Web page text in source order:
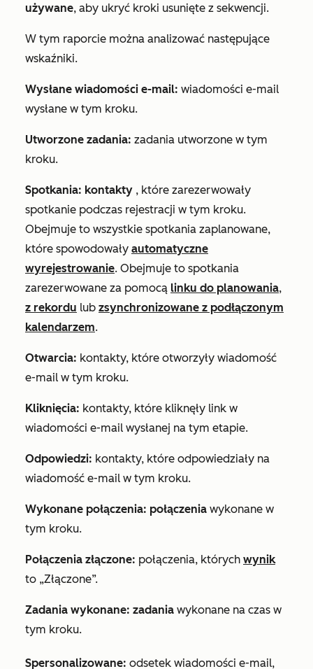
używane, aby ukryć kroki usunięte z sekwencji.
W tym raporcie można analizować następujące
wskaźniki.
Wysłane wiadomości e-mail: wiadomości e-mail
wysłane w tym kroku.
Utworzone zadania: zadania utworzone w tym
kroku.
Spotkania: kontakty , które zarezerwowały
spotkanie podczas rejestracji w tym kroku.
Obejmuje to wszystkie spotkania zaplanowane,
które spowodowały automatyczne
wyrejestrowanie. Obejmuje to spotkania
zarezerwowane za pomocą linku do planowania,
z rekordu lub zsynchronizowane z podłączonym
kalendarzem.
Otwarcia: kontakty, które otworzyły wiadomość
e-mail w tym kroku.
Kliknięcia: kontakty, które kliknęły link w
wiadomości e-mail wysłanej na tym etapie.
Odpowiedzi: kontakty, które odpowiedziały na
wiadomość e-mail w tym kroku.
Wykonane połączenia: połączenia wykonane w
tym kroku.
Połączenia złączone: połączenia, których wynik
to „Złączone”.
Zadania wykonane: zadania wykonane na czas w
tym kroku.
Spersonalizowane: odsetek wiadomości e-mail,